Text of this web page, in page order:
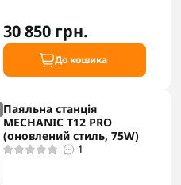
30 850 грн.
До кошика
Паяльна станція
MECHANIC T12 PRO
(оновлений стиль, 75W)
1